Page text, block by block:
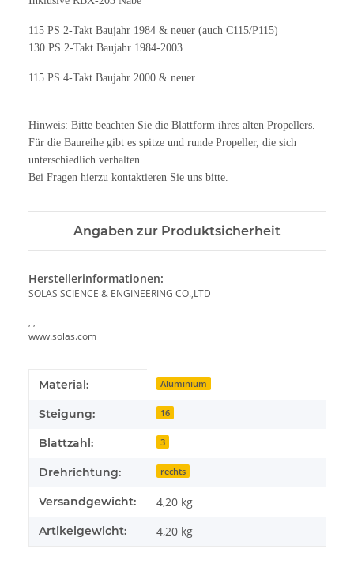
115 PS 2-Takt Baujahr 1984 & neuer (auch C115/P115)
130 PS 2-Takt Baujahr 1984-2003
115 PS 4-Takt Baujahr 2000 & neuer
Hinweis: Bitte beachten Sie die Blattform ihres alten Propellers.
Für die Baureihe gibt es spitze und runde Propeller, die sich
unterschiedlich verhalten.
Bei Fragen hierzu kontaktieren Sie uns bitte.
Angaben zur Produktsicherheit
Herstellerinformationen:
SOLAS SCIENCE & ENGINEERING CO.,LTD
, ,
www.solas.com
Produkteigenschaft
Wert
Material: Aluminium
Steigung: 16
Blattzahl: 3
Drehrichtung: rechts
Versandgewicht: 4,20 kg
Artikelgewicht: 4,20 kg